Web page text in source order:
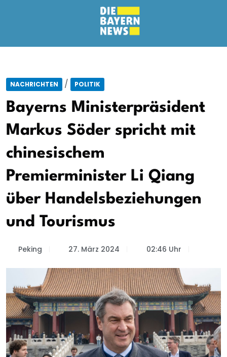
NACHRICHTEN / POLITIK
Bayerns Ministerpräsident
Markus Söder spricht mit
chinesischem
Premierminister Li Qiang
über Handelsbeziehungen
und Tourismus
Peking 27. März 2024 02:46 Uhr